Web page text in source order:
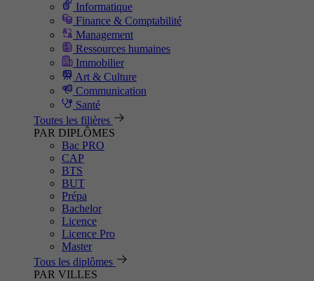
Informatique
Finance & Comptabilité
Management
Ressources humaines
Immobilier
Art & Culture
Communication
Santé
Toutes les filières
PAR DIPLÔMES
Bac PRO
CAP
BTS
BUT
Prépa
Bachelor
Licence
Licence Pro
Master
Tous les diplômes
PAR VILLES